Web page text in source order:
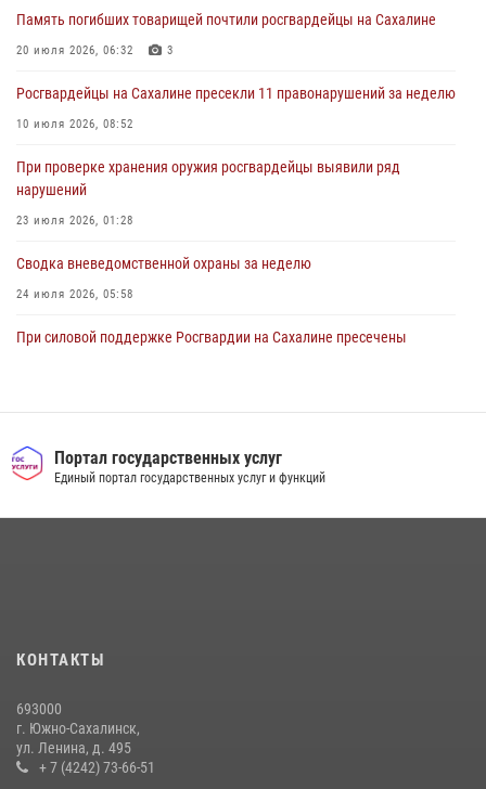
пунктов
30 июля 2026, 07:18
Память погибших товарищей почтили росгвардейцы на Сахалине
20 июля 2026, 06:32 3
Росгвардейцы на Сахалине пресекли 11 правонарушений за неделю
10 июля 2026, 08:52
При проверке хранения оружия росгвардейцы выявили ряд
нарушений
23 июля 2026, 01:28
Сводка вневедомственной охраны за неделю
24 июля 2026, 05:58
При силовой поддержке Росгвардии на Сахалине пресечены
17 июля 2026, 04:37
оборота оружия
Портал государственных услуг
Единый портал государственных услуг и функций
КОНТАКТЫ
693000
г. Южно-Сахалинск,
ул. Ленина, д. 495
+ 7 (4242) 73-66-51